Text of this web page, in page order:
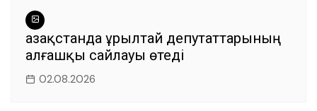
Қазақстанда Құрылтай депутаттарының
алғашқы сайлауы өтеді
02.08.2026